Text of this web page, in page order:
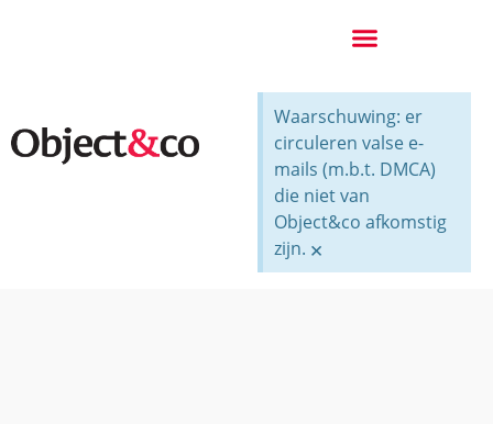
Waarschuwing: er
circuleren valse e-
mails (m.b.t. DMCA)
die niet van
Object&co afkomstig
zijn. ×